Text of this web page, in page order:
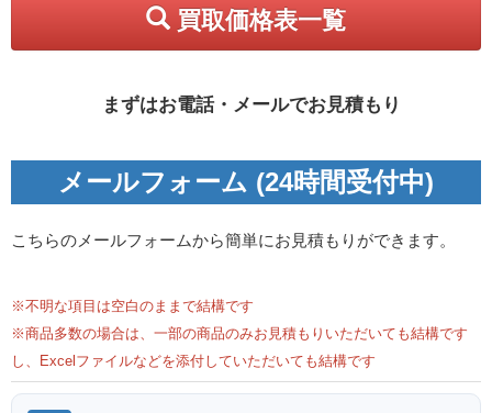
買取価格表一覧
まずはお電話・メールでお見積もり
メールフォーム (24時間受付中)
こちらのメールフォームから簡単にお見積もりができます。
※不明な項目は空白のままで結構です
※商品多数の場合は、一部の商品のみお見積もりいただいても結構です
し、Excelファイルなどを添付していただいても結構です